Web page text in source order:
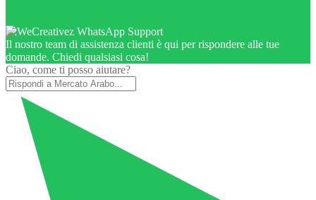
Il nostro team di assistenza clienti è qui per rispondere alle tue
domande. Chiedi qualsiasi cosa!
Ciao, come ti posso aiutare?